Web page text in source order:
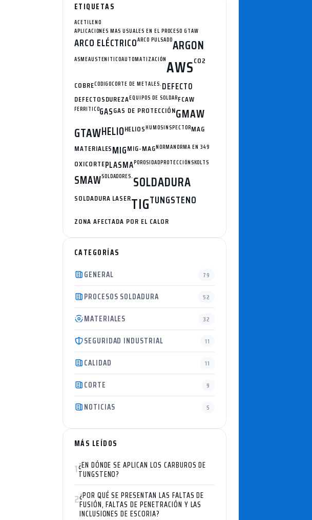
ETIQUETAS
ACETILENO
APLICACIONES MAS USUALES EN EL PROCESO GTAW
ARCO ELÉCTRICOARCO PULSADOARGON
ASMEAUSTENITICOAUTOMATIZACIÓNAWSCO2
COBRECODIGOCORTE DE METALES.DEFECTO
DEFECTOSDUREZAEQUIPOS DE SOLDARFCAW
FERRITICOGASGAS DE PROTECCIÓNGMAW
GTAWHELIOHELIOSHUMOSINSPECTORMAG
MATERIALESMIGMIG-MAGNORMANORMA EN 349
OXICORTEPLASMAPOROSIDADPROTECCIÓNSKOLTS
SMAWSOLDADORES.SOLDADURA
SOLDADURA LASERTIGTUNGSTENO
ZONA AFECTADA POR EL CALOR
CATEGORÍAS
GENERAL
79
PROCESOS SOLDADURA 52
MATERIALES 32
SEGURIDAD INDUSTRIAL 11
CALIDAD 11
CORTE 9
NOTICIAS 5
MÁS LEÍDOS
1¿EN DÓNDE SE APLICAN LOS CARBUROS DE
TUNGSTENO?
2¿POR QUÉ SE PRESENTAN LAS FALTAS DE
FUSIÓN, FALTAS DE PENETRACIÓN Y LAS
INCLUSIONES DE ESCORIA?